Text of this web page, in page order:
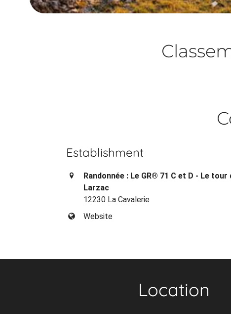
Establishment
Randonnée : Le GR® 71 C et D - Le tour
Larzac
12230 La Cavalerie
Website
Location